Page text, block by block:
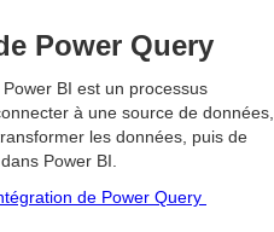
Power Query
BI est un processus
à une source de données,
les données, puis de
Power BI.
de Power Query